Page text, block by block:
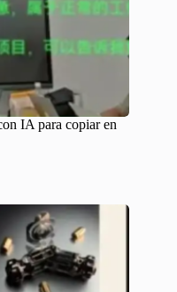
IA para copiar en